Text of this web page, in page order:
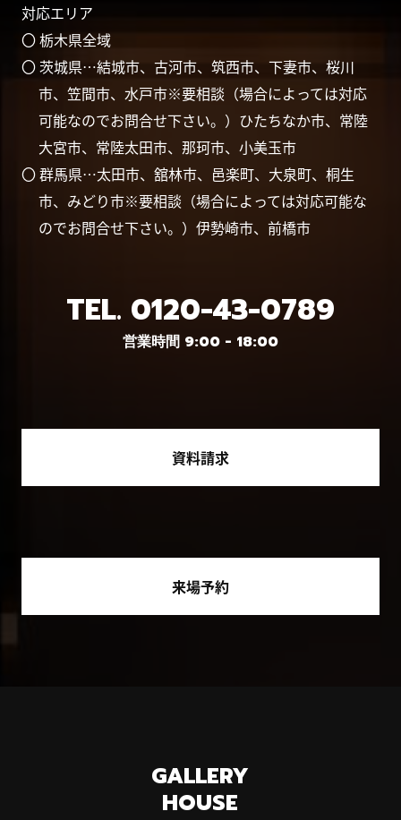
対応エリア
〇 栃木県全域
〇 茨城県…結城市、古河市、筑西市、下妻市、桜川
市、笠間市、水戸市※要相談（場合によっては対応
可能なのでお問合せ下さい。）ひたちなか市、常陸
大宮市、常陸太田市、那珂市、小美玉市
〇 群馬県…太田市、舘林市、邑楽町、大泉町、桐生
市、みどり市※要相談（場合によっては対応可能な
のでお問合せ下さい。）伊勢崎市、前橋市
TEL. 0120-43-0789
営業時間 9:00 - 18:00
資料請求
来場予約
GALLERY
HOUSE